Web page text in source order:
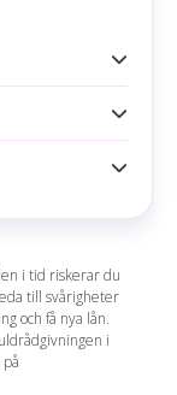
8,12 - 18,91 %
56 dagar
är brett
i tid riskerar du
till svårigheter
och få nya lån.
i